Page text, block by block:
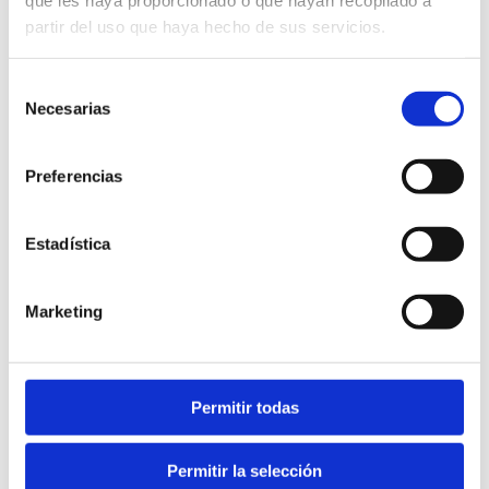
partir del uso que haya hecho de sus servicios.
Necesarias
Preferencias
Estadística
Marketing
Permitir todas
Permitir la selección
Más información